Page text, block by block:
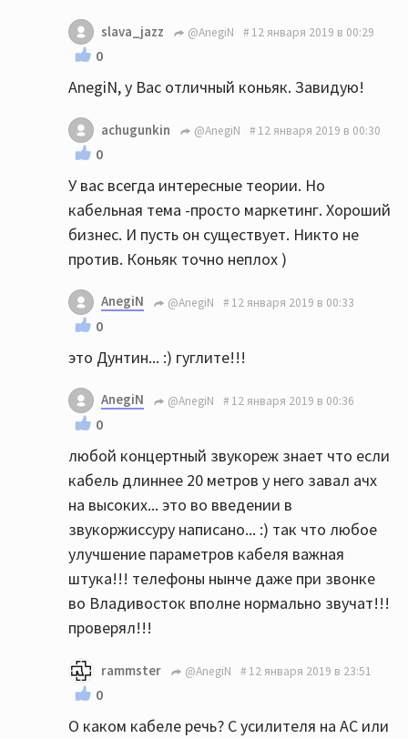
slava_jazz @AnegiN 12 января 2019 в 00:29
0
AnegiN, у Вас отличный коньяк. Завидую!
achugunkin @AnegiN 12 января 2019 в 00:30
0
У вас всегда интересные теории. Но
кабельная тема -просто маркетинг. Хороший
бизнес. И пусть он существует. Никто не
против. Коньяк точно неплох )
AnegiN @AnegiN 12 января 2019 в 00:33
0
это Дунтин... :) гуглите!!!
AnegiN @AnegiN 12 января 2019 в 00:36
0
любой концертный звукореж знает что если
кабель длиннее 20 метров у него завал ачх
на высоких... это во введении в
звукоржиссуру написано... :) так что любое
улучшение параметров кабеля важная
штука!!! телефоны нынче даже при звонке
во Владивосток вполне нормально звучат!!!
проверял!!!
rammster @AnegiN 12 января 2019 в 23:51
0
О каком кабеле речь? С усилителя на АС или